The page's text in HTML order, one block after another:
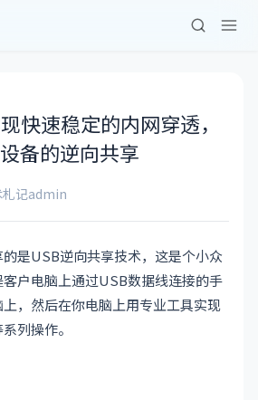
快速稳定的内网穿透，
备的逆向共享
记admin
是USB逆向共享技术，这是个小众
户电脑上通过USB数据线连接的手
，然后在你电脑上用专业工具实现
列操作。